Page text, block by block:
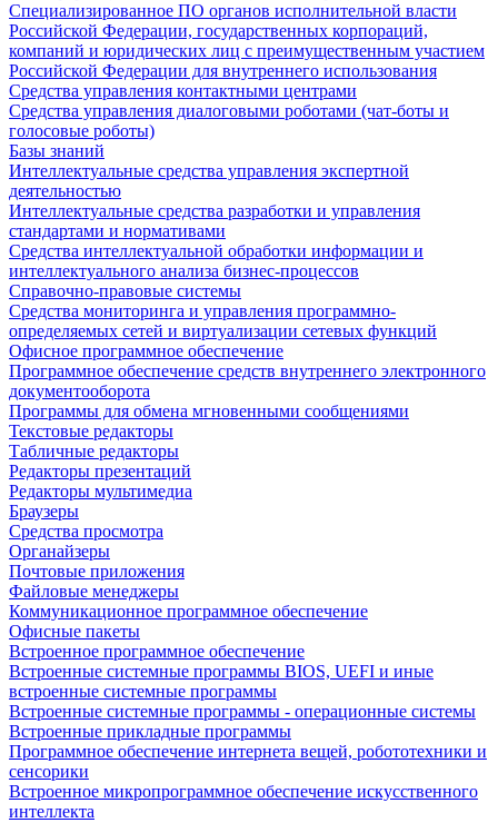
Специализированное ПО органов исполнительной власти
Российской Федерации, государственных корпораций,
компаний и юридических лиц с преимущественным участием
Российской Федерации для внутреннего использования
Средства управления контактными центрами
Средства управления диалоговыми роботами (чат-боты и
голосовые роботы)
Базы знаний
Интеллектуальные средства управления экспертной
деятельностью
Интеллектуальные средства разработки и управления
стандартами и нормативами
Средства интеллектуальной обработки информации и
интеллектуального анализа бизнес-процессов
Справочно-правовые системы
Средства мониторинга и управления программно-
определяемых сетей и виртуализации сетевых функций
Офисное программное обеспечение
Программное обеспечение средств внутреннего электронного
документооборота
Программы для обмена мгновенными сообщениями
Текстовые редакторы
Табличные редакторы
Редакторы презентаций
Редакторы мультимедиа
Браузеры
Средства просмотра
Органайзеры
Почтовые приложения
Файловые менеджеры
Коммуникационное программное обеспечение
Офисные пакеты
Встроенное программное обеспечение
Встроенные системные программы BIOS, UEFI и иные
встроенные системные программы
Встроенные системные программы - операционные системы
Встроенные прикладные программы
Программное обеспечение интернета вещей, робототехники и
сенсорики
Встроенное микропрограммное обеспечение искусственного
интеллекта